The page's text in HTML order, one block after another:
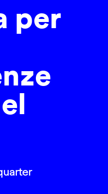
per